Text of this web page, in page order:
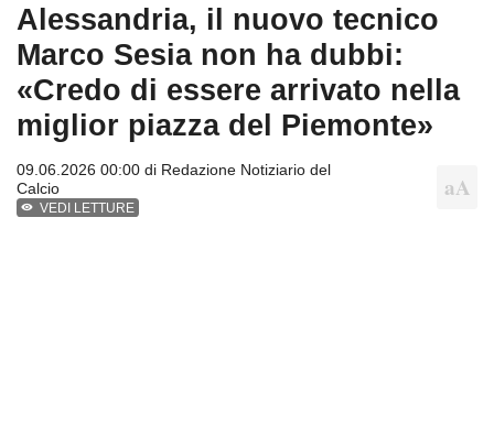
Alessandria, il nuovo tecnico
Marco Sesia non ha dubbi:
«Credo di essere arrivato nella
miglior piazza del Piemonte»
09.06.2026 00:00 di Redazione Notiziario del
Calcio
VEDI LETTURE